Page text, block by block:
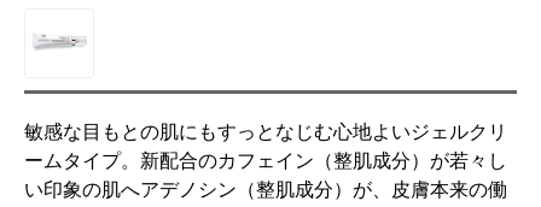
敏感な目もとの肌にもすっとなじむ心地よいジェルクリ
ームタイプ。新配合のカフェイン（整肌成分）が若々し
い印象の肌へアデノシン（整肌成分）が、皮膚本来の働